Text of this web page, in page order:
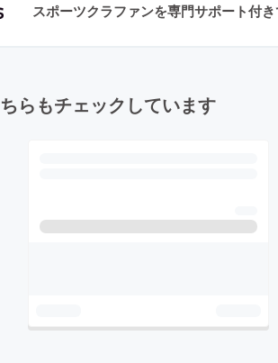
スポーツクラファンを専門サポート付き
らもチェックしています